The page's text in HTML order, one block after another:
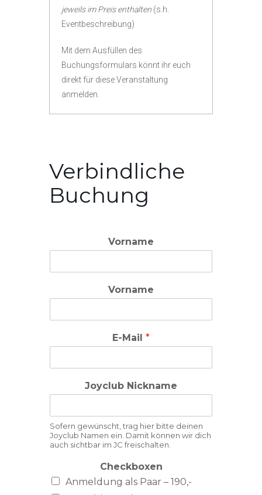
jeweils im Preis enthalten (s.h.
Eventbeschreibung)
Mit dem Ausfüllen des
Buchungsformulars könnt ihr euch
direkt für diese Veranstaltung
anmelden.
Verbindliche
Buchung
Vorname
Vorname
E-Mail *
Joyclub Nickname
Sofern gewünscht, trag hier bitte deinen
Joyclub Namen ein. Damit können wir dich
auch sichtbar im JC freischalten.
Checkboxen
Anmeldung als Paar – 190,-